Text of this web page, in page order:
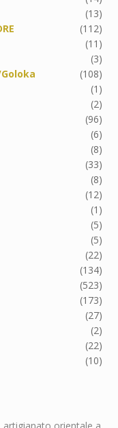
(13)
(112)
(11)
(3)
(108)
(1)
(2)
(96)
(6)
(8)
(33)
(8)
(12)
(1)
(5)
(5)
(22)
(134)
(523)
(173)
(27)
(2)
(22)
(10)